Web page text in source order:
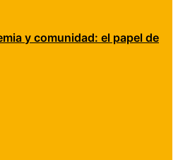
y comunidad: el papel de